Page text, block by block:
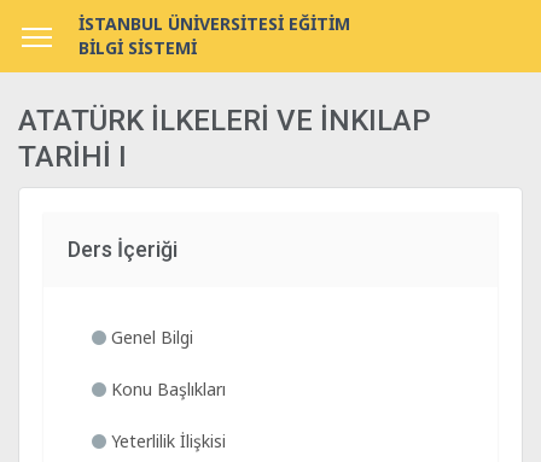
İSTANBUL ÜNİVERSİTESİ EĞİTİM
BİLGİ SİSTEMİ
ATATÜRK İLKELERİ VE İNKILAP
TARİHİ I
Ders İçeriği
Genel Bilgi
Konu Başlıkları
Yeterlilik İlişkisi